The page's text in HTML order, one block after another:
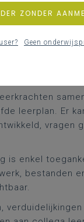
leerkrachten
leerplan. Er
vragen
is enkel
bestanden
ZONDER
Geen